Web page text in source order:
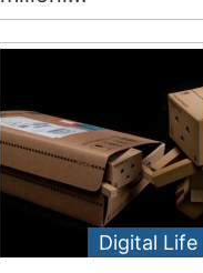
Digital Life